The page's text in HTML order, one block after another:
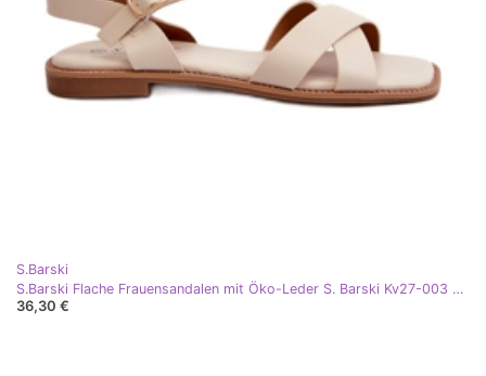
S.Barski
S.Barski Flache Frauensandalen mit Öko-Leder S. Barski Kv27-003 Beige
36,30 €